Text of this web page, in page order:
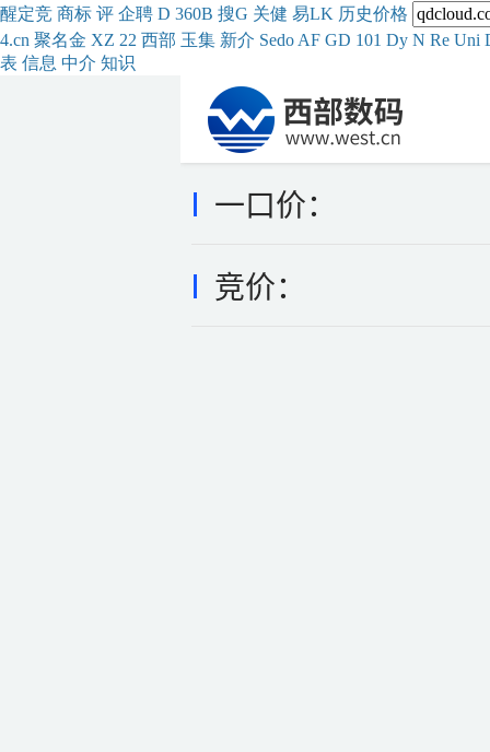
醒定竞 商标 评 企聘 D 360B 搜G 关健 易LK 历史价格
4.cn 聚名金 XZ 22 西部 玉集 新介 Sedo AF GD 101 Dy N Re Uni
表 信息 中介 知识